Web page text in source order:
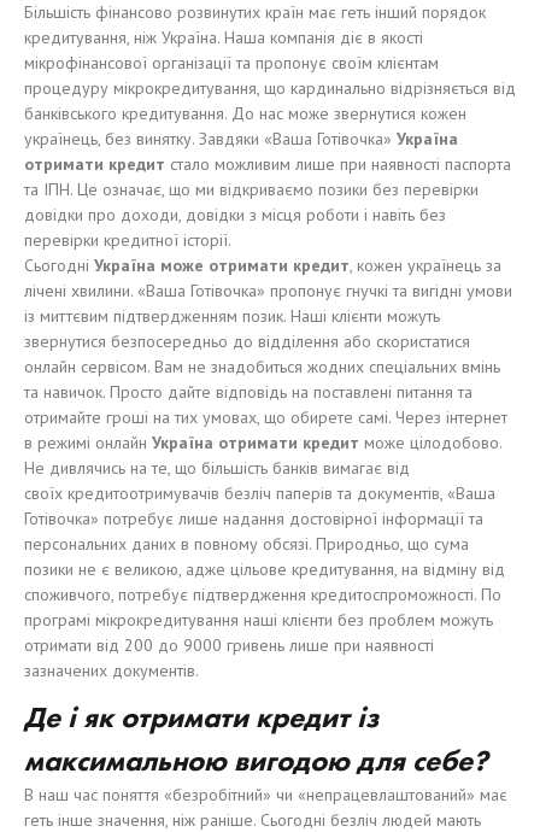
Більшість фінансово розвинутих країн має геть інший порядок
кредитування, ніж Україна. Наша компанія діє в якості
мікрофінансової організації та пропонує своїм клієнтам
процедуру мікрокредитування, що кардинально відрізняється від
банківського кредитування. До нас може звернутися кожен
українець, без винятку. Завдяки «Ваша Готівочка» Україна
отримати кредит стало можливим лише при наявності паспорта
та ІПН. Це означає, що ми відкриваємо позики без перевірки
довідки про доходи, довідки з місця роботи і навіть без
перевірки кредитної історії.
Сьогодні Україна може отримати кредит, кожен українець за
лічені хвилини. «Ваша Готівочка» пропонує гнучкі та вигідні умови
із миттєвим підтвердженням позик. Наші клієнти можуть
звернутися безпосередньо до відділення або скористатися
онлайн сервісом. Вам не знадобиться жодних спеціальних вмінь
та навичок. Просто дайте відповідь на поставлені питання та
отримайте гроші на тих умовах, що обирете самі. Через інтернет
в режимі онлайн Україна отримати кредит може цілодобово.
Не дивлячись на те, що більшість банків вимагає від
своїх кредитоотримувачів безліч паперів та документів, «Ваша
Готівочка» потребує лише надання достовірної інформації та
персональних даних в повному обсязі. Природньо, що сума
позики не є великою, адже цільове кредитування, на відміну від
споживчого, потребує підтвердження кредитоспроможності. По
програмі мікрокредитування наші клієнти без проблем можуть
отримати від 200 до 9000 гривень лише при наявності
зазначених документів.
Де і як отримати кредит із
максимальною вигодою для себе?
В наш час поняття «безробітний» чи «непрацевлаштований» має
геть інше значення, ніж раніше. Сьогодні безліч людей мають